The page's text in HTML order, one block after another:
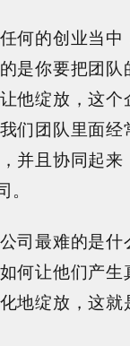
何的创业当
是你要把团
他绽放，这
们团队里面
并且协同起
司最难的是
何让他们产
地绽放，这